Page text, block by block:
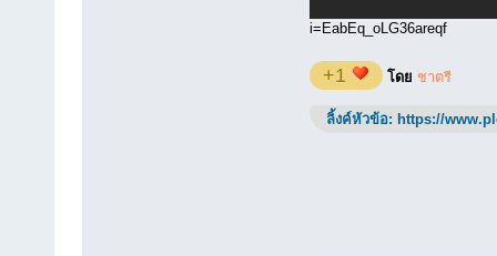
i=EabEq_oLG36areqf
+1 โดย ชาตรี
ลิ้งค์หัวข้อ: https://